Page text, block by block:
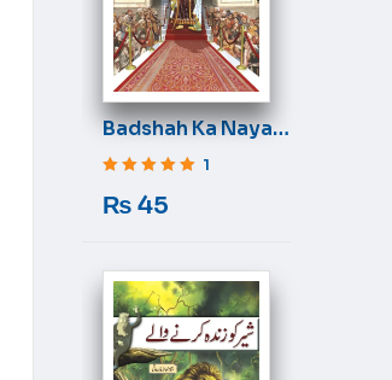
Badshah Ka Naya
Libas
1
₨ 45